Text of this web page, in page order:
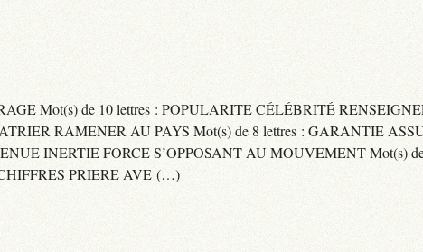
Mot(s) de 10 lettres : POPULARITE CÉLÉBRITÉ
RAMENER AU PAYS Mot(s) de 8 lettres : GARANTIE
INERTIE FORCE S’OPPOSANT AU MOUVEMENT Mot(s)
PRIERE AVE (…)